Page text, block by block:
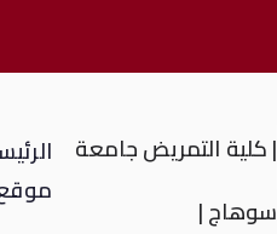
| كلية التمريض جامعة
سوهاج |